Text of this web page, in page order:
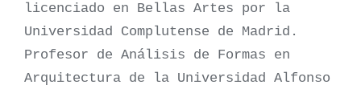
licenciado en Bellas Artes por la
Universidad Complutense de Madrid.
Profesor de Análisis de Formas en
Arquitectura de la Universidad Alfonso